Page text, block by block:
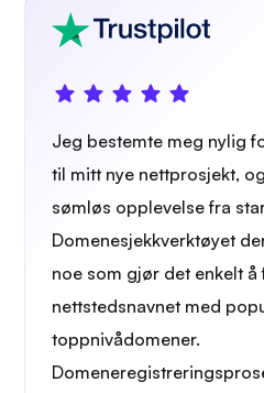
Jeg bestemte meg nylig
til mitt nye nettprosjekt,
sømløs opplevelse fra
Domenesjekkverktøyet
noe som gjør det enkelt
nettstedsnavnet med
toppnivådomener.